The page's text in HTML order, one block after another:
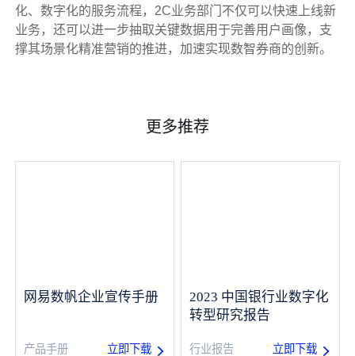
化、数字化的服务流程，2C业务部门不仅可以快速上线新
业务，还可以进一步抽取关键数据用于完善用户画像，支
撑其场景化精准营销的推进，加速实现数智券商的创新。
更多推荐
网易数帆企业宣传手册
产品手册 立即下载
2023 中国银行业数字化
转型研究报告
行业报告 立即下载